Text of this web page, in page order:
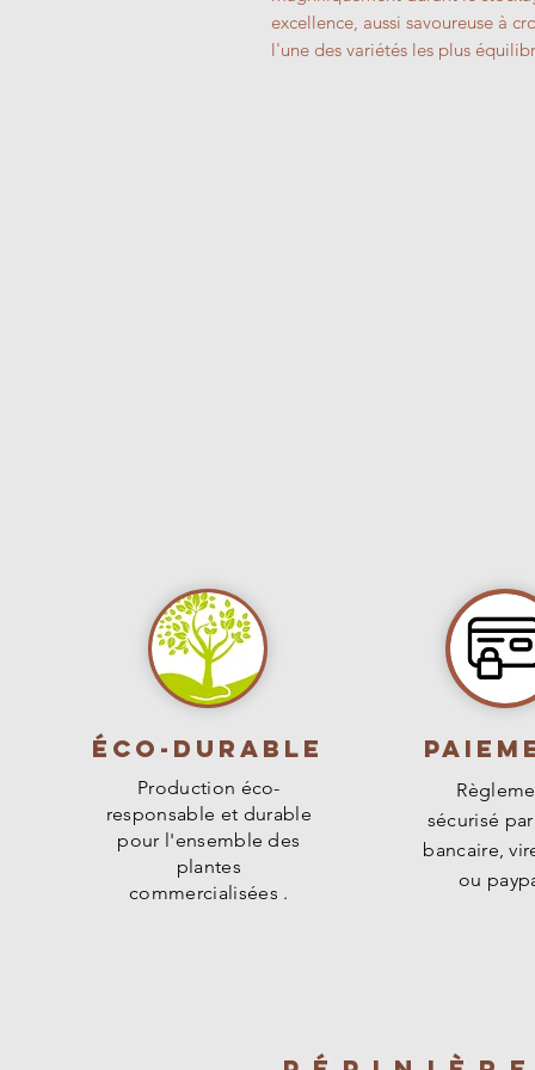
excellence, aussi savoureuse à
l'une des variétés les plus
Éco-durable
Production éco-
responsable et durable
pour l'ensemble des
plantes
commercialisées .
sécurisé
bancaire,
ou